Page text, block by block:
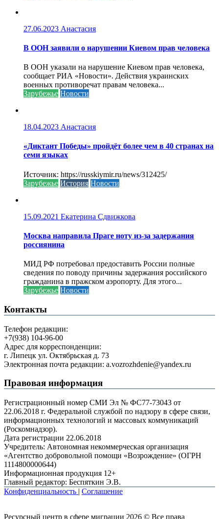
27.06.2023 Анастасия
В ООН заявили о нарушении Киевом прав человека
В ООН указали на нарушение Киевом прав человека,
сообщает РИА «Новости». Действия украинских
военных противоречат правам человека...
Зарубежье Новости
18.04.2023 Анастасия
«Диктант Победы» пройдёт более чем в 40 странах на
семи языках
Источник: https://russkiymir.ru/news/312425/
Зарубежье История Новости
15.09.2021 Екатерина Сдвижкова
Москва направила Праге ноту из-за задержания
россиянина
МИД РФ потребовал предоставить России полные
сведения по поводу причины задержания российского
гражданина в пражском аэропорту. Для этого...
Зарубежье Новости
Контакты
Телефон редакции:
+7(938) 104-96-00
Адрес для корреспонденции:
г. Липецк ул. Октябрьская д. 73
Электронная почта редакции: a.vozrozhdenie@yandex.ru
Правовая информация
Регистрационный номер СМИ Эл № ФС77-73043 от
22.06.2018 г. Федеральной службой по надзору в сфере связи,
информационных технологий и массовых коммуникаций
(Роскомнадзор).
Дата регистрации 22.06.2018
Учредитель: Автономная некоммерческая организация
«Агентство добровольной помощи «Возрождение» (ОГРН
1114800000644)
Информационная продукция 12+
Главный редактор: Беспяткин Э.В.
Конфиденциальность | Соглашение
Ресурсный центр в сфере миграции 2026 © Все права